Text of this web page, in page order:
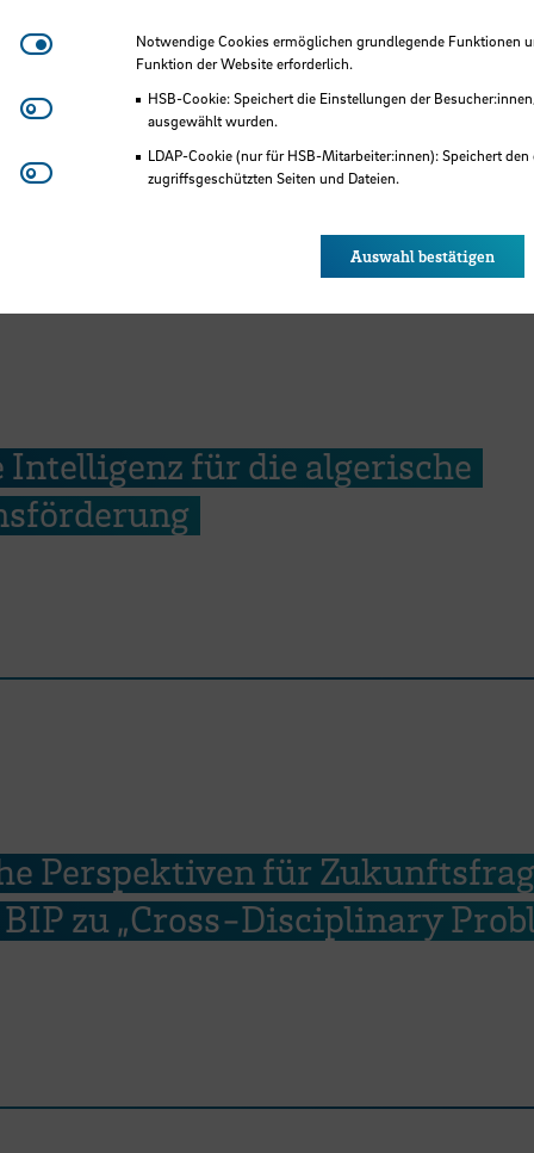
der Academy of
Silva
für die algerische
Perspektiven für
BIP zu „Cross-Disciplinary
Notwendige CookiesNotwendige Cookies ermöglichen grundlegende Funktionen
Funktion der Website erforderlich.
HSB-Cookie: Speichert die Einstellungen der
ausgewählt wurden.
LDAP-Cookie (nur für HSB-Mitarbeiter:innen): Speichert
zugriffsgeschützten Seiten und Dateien.
Matomo
Youtube
Auswahl bestätigen